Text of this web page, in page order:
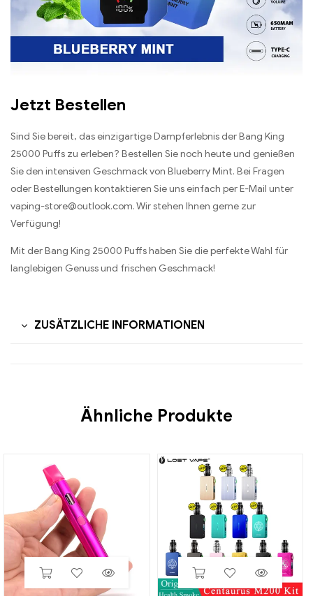
Jetzt Bestellen
Sind Sie bereit, das einzigartige Dampferlebnis der Bang King
25000 Puffs zu erleben? Bestellen Sie noch heute und genießen
Sie den intensiven Geschmack von Blueberry Mint. Bei Fragen
oder Bestellungen kontaktieren Sie uns einfach per E-Mail unter
vaping-store@outlook.com. Wir stehen Ihnen gerne zur
Verfügung!
Mit der Bang King 25000 Puffs haben Sie die perfekte Wahl für
langlebigen Genuss und frischen Geschmack!
ZUSÄTZLICHE INFORMATIONEN
Ähnliche Produkte